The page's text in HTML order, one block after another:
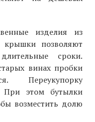
изделия из
крышки позволяют
сроки.
винах пробки
Переукупорку
При этом бутылки
возместить долю